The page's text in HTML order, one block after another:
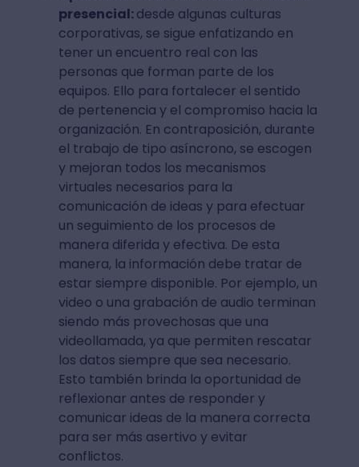
presencial:desde algunas culturas
corporativas, se sigue enfatizando en
tener un encuentro real con las
personas que forman parte de los
equipos. Ello para fortalecer el sentido
de pertenencia y el compromiso hacia la
organización. En contraposición, durante
el trabajo de tipo asíncrono, se escogen
y mejoran todos los mecanismos
virtuales necesarios para la
comunicación de ideas y para efectuar
un seguimiento de los procesos de
manera diferida y efectiva. De esta
manera, la información debe tratar de
estar siempre disponible. Por ejemplo, un
video o una grabación de audio terminan
siendo más provechosas que una
videollamada, ya que permiten rescatar
los datos siempre que sea necesario.
Esto también brinda la oportunidad de
reflexionar antes de responder y
comunicar ideas de la manera correcta
para ser más asertivo y evitar
conflictos.